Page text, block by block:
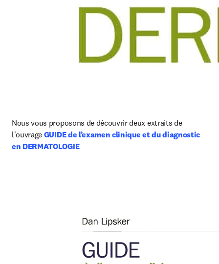
Nous vous proposons de découvrir deux extraits de
l'ouvrage GUIDE de l’examen clinique et du diagnostic
en DERMATOLOGIE